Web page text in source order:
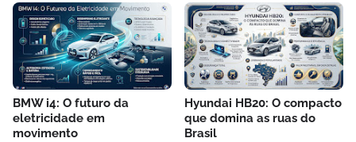
BMW i4: O futuro da
eletricidade em
movimento
Hyundai HB20: O compacto
que domina as ruas do
Brasil